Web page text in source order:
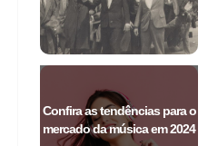
Confira as tendências para o
mercado da música em 2024